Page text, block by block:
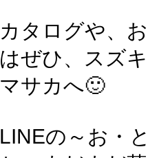
カタログや、
はぜひ、スズ
マサカへ🙂
LINEの～お・